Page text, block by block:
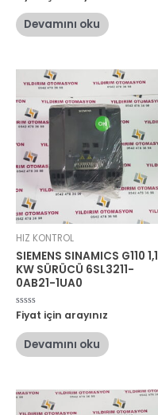
üzerinden
oy
aldıDevamını oku
HIZ KONTROL
SIEMENS SINAMICS G110 1,1
KW SÜRÜCÜ 6SL3211-
0AB21-1UA0
5
üzerinden
oy
aldı
Fiyat için arayınız
Devamını oku